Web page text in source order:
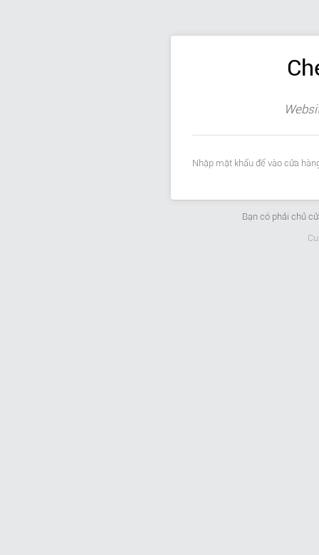
Nhập mật khẩu để vào cửa
Bạn có phải chủ